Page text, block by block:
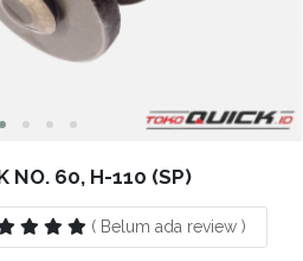
NO. 60, H-110 (SP)
( Belum ada review )